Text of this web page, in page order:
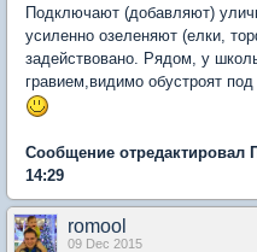
Подключают (добавляют)
усиленно озеленяют (елки,
задействовано. Рядом, у
гравием,видимо обустроят
Сообщение отредактировал
14:29
romool
09 Dec 2015